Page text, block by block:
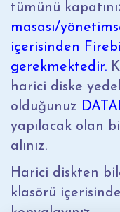
tümünü
masası/
içerisinden
gerekmektedir.
harici diske
olduğunuz
yapılacak olan
alınız.
Harici diskten
klasörü